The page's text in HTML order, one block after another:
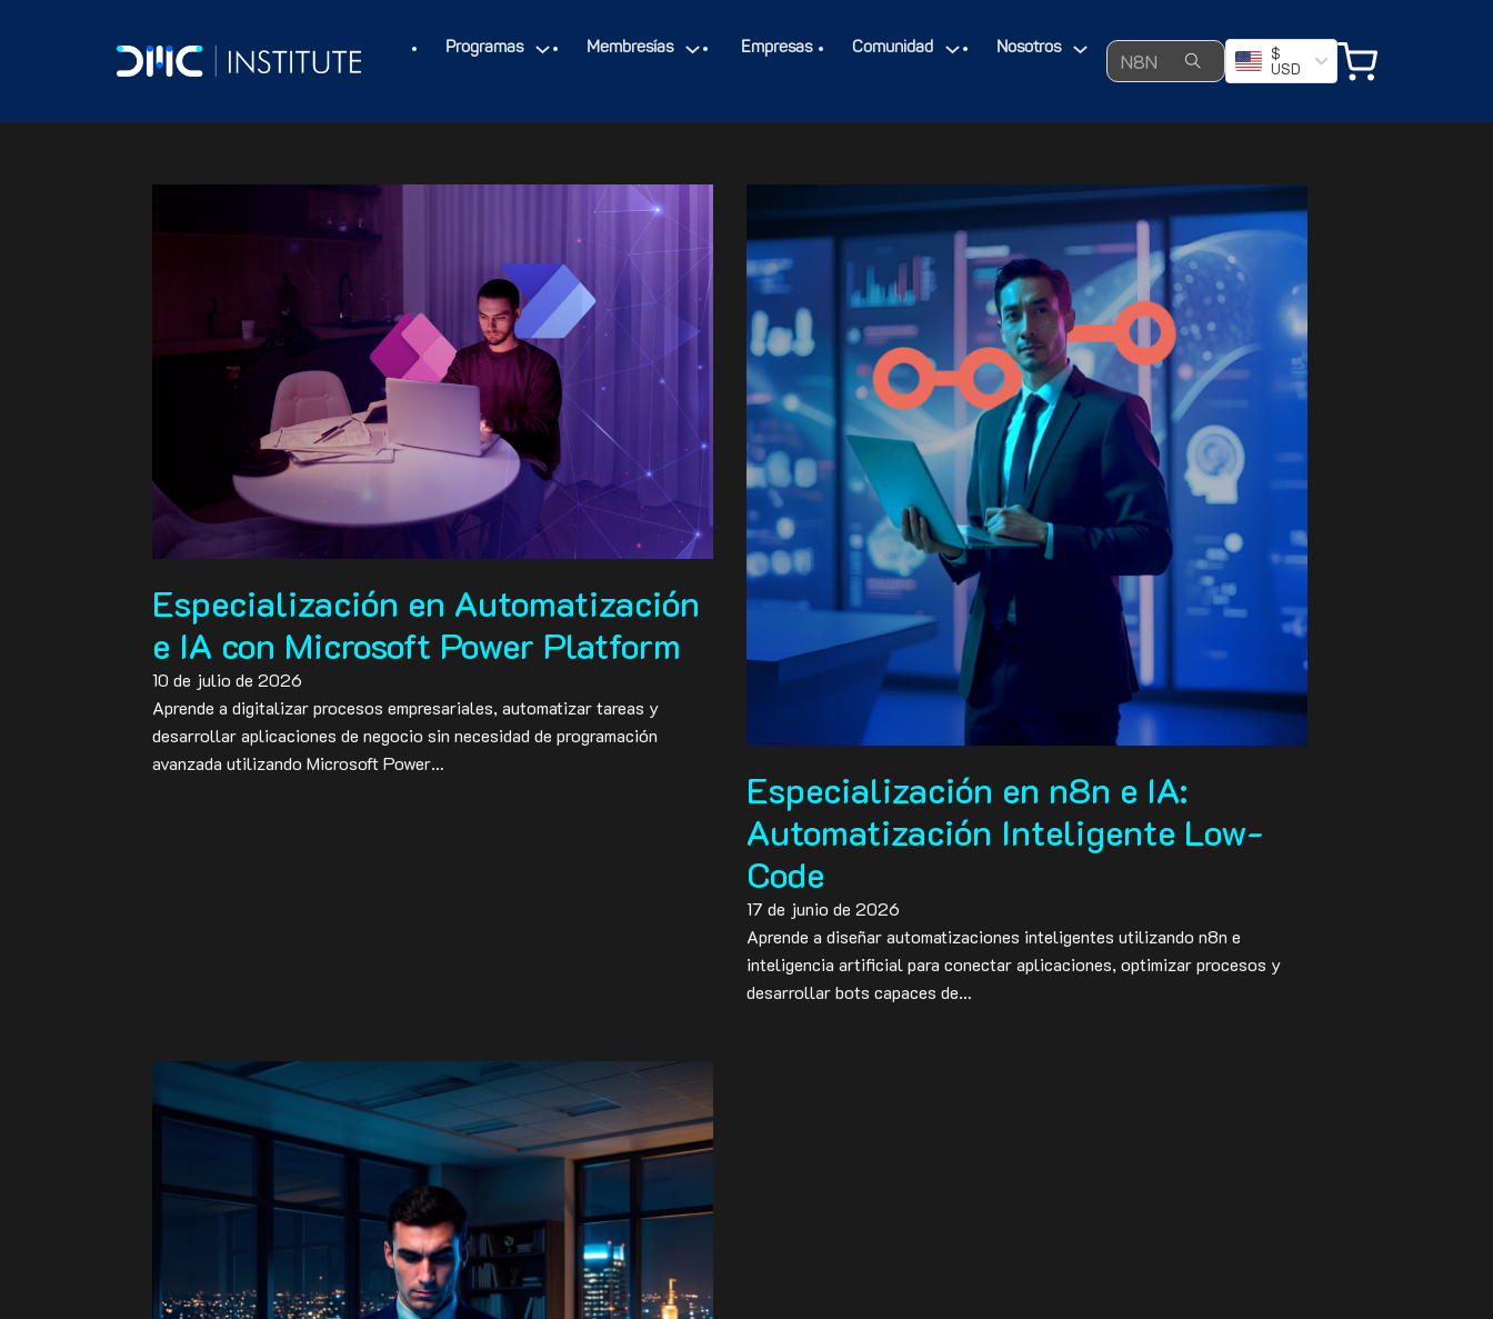
Programas Membresías Empresas Comunidad Nosotros Search ...
$
USD
Línea de Educación Continua: AI & Automation Low-Code
Especialización en Automatización
e IA con Microsoft Power Platform
10 de julio de 2026
Aprende a digitalizar procesos empresariales, automatizar tareas y
desarrollar aplicaciones de negocio sin necesidad de programación
avanzada utilizando Microsoft Power…
Especialización en n8n e IA:
Automatización Inteligente Low-
Code
17 de junio de 2026
Aprende a diseñar automatizaciones inteligentes utilizando n8n e
inteligencia artificial para conectar aplicaciones, optimizar procesos y
desarrollar bots capaces de…